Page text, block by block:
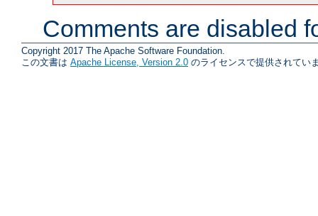
Comments are disabled
Copyright 2017 The Apache Software Foundation.
この文書は Apache License, Version 2.0 のライセンスで提供されてい